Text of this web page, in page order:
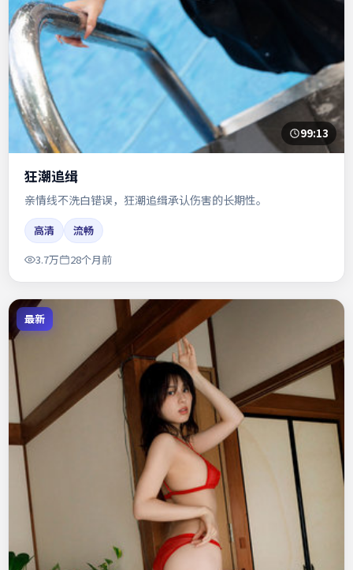
99:13
狂潮追缉
亲情线不洗白错误，狂潮追缉承认伤害的长期性。
高清
流畅
3.7万
28个月前
最新